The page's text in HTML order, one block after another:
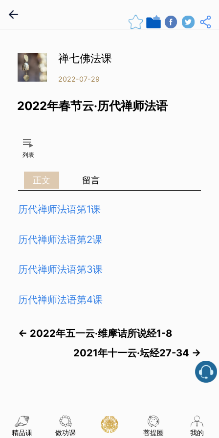
禅七佛法课
2022-07-29
2022年春节云·历代禅师法语
列表
正文 留言
历代禅师法语第1课
历代禅师法语第2课
历代禅师法语第3课
历代禅师法语第4课
← 2022年五一云·维摩诘所说经1-8
2021年十一云·坛经27-34 →
精品课 做功课 菩提圈 我的